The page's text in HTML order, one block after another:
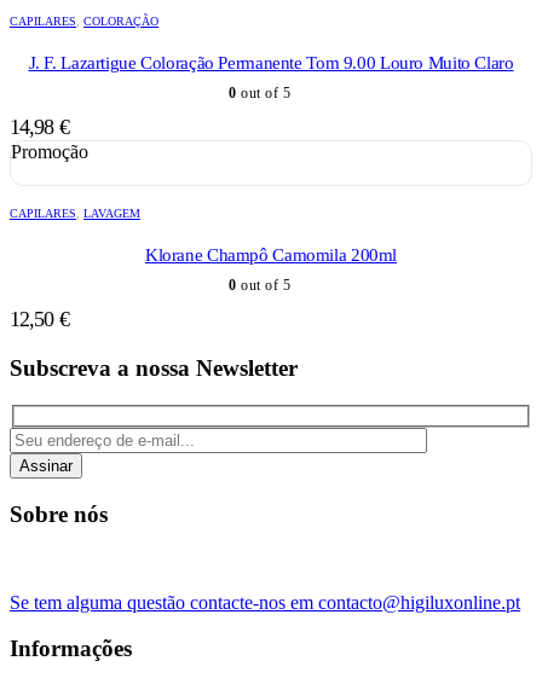
CAPILARES, COLORAÇÃO
J. F. Lazartigue Coloração Permanente Tom 9.00 Louro Muito Claro
0 out of 5
14,98 €
Promoção
CAPILARES, LAVAGEM
Klorane Champô Camomila 200ml
0 out of 5
12,50 €
Subscreva a nossa Newsletter
Assinar
Sobre nós
Se tem alguma questão contacte-nos em contacto@higiluxonline.pt
Informações